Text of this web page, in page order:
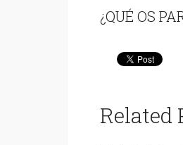
¿QUÉ OS
Related